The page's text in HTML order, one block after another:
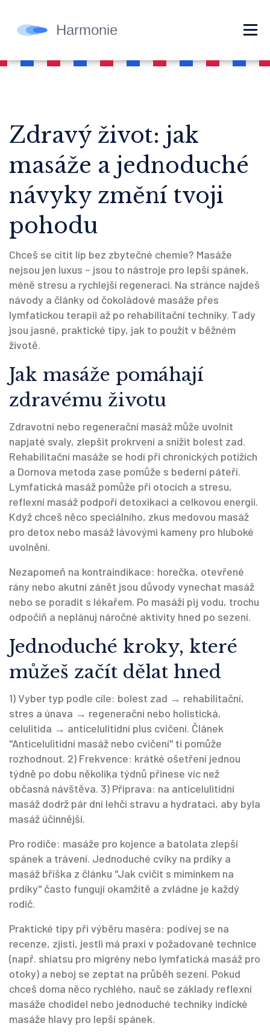
Zdravý život: jak
masáže a jednoduché
návyky změní tvoji
pohodu
Chceš se cítit líp bez zbytečné chemie? Masáže
nejsou jen luxus – jsou to nástroje pro lepší spánek,
méně stresu a rychlejší regeneraci. Na stránce najdeš
návody a články od čokoládové masáže přes
lymfatickou terapii až po rehabilitační techniky. Tady
jsou jasné, praktické tipy, jak to použít v běžném
životě.
Jak masáže pomáhají
zdravému životu
Zdravotní nebo regenerační masáž může uvolnit
napjaté svaly, zlepšit prokrvení a snížit bolest zad.
Rehabilitační masáže se hodí při chronických potížích
a Dornova metoda zase pomůže s bederní páteří.
Lymfatická masáž pomůže při otocích a stresu,
reflexní masáž podpoří detoxikaci a celkovou energii.
Když chceš něco speciálního, zkus medovou masáž
pro detox nebo masáž lávovými kameny pro hluboké
uvolnění.
Nezapomeň na kontraindikace: horečka, otevřené
rány nebo akutní zánět jsou důvody vynechat masáž
nebo se poradit s lékařem. Po masáži pij vodu, trochu
odpočiň a neplánuj náročné aktivity hned po sezení.
Jednoduché kroky, které
můžeš začít dělat hned
1) Vyber typ podle cíle: bolest zad → rehabilitační,
stres a únava → regenerační nebo holistická,
celulitida → anticelulitidní plus cvičení. Článek
"Anticelulitidní masáž nebo cvičení" ti pomůže
rozhodnout. 2) Frekvence: krátké ošetření jednou
týdně po dobu několika týdnů přinese víc než
občasná návštěva. 3) Příprava: na anticelulitidní
masáž dodrž pár dní lehčí stravu a hydrataci, aby byla
masáž účinnější.
Pro rodiče: masáže pro kojence a batolata zlepší
spánek a trávení. Jednoduché cviky na prdíky a
masáž bříška z článku "Jak cvičit s miminkem na
prdíky" často fungují okamžitě a zvládne je každý
rodič.
Praktické tipy při výběru maséra: podívej se na
recenze, zjisti, jestli má praxi v požadované technice
(např. shiatsu pro migrény nebo lymfatická masáž pro
otoky) a neboj se zeptat na průběh sezení. Pokud
chceš doma něco rychlého, nauč se základy reflexní
masáže chodidel nebo jednoduché techniky indické
masáže hlavy pro lepší spánek.